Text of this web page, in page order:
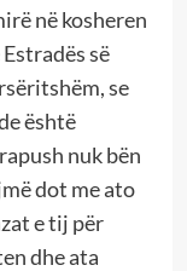
në kosheren
së
se
është
nuk bën
dot me ato
e tij për
dhe ata